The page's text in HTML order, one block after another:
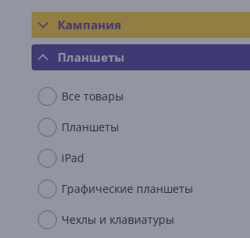
Кампания
Планшеты
Все товары
Планшеты
iPad
Графические планшеты
Чехлы и клавиатуры